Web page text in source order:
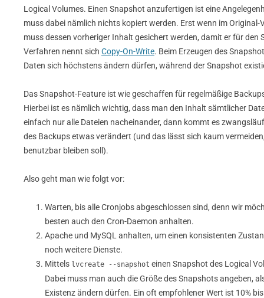
Logical Volumes. Einen Snapshot anzufertigen ist eine
muss dabei nämlich nichts kopiert werden. Erst wenn im
muss dessen vorheriger Inhalt gesichert werden, damit er für den
Verfahren nennt sich Copy-On-Write. Beim Erzeugen des
Daten sich höchstens ändern dürfen, während der Snapshot
Das Snapshot-Feature ist wie geschaffen für regelmäßige
Hierbei ist es nämlich wichtig, dass man den Inhalt sämtlicher
einfach nur alle Dateien nacheinander, dann kommt es
des Backups etwas verändert (und das lässt sich kaum
benutzbar bleiben soll).
Also geht man wie folgt vor:
Warten, bis alle Cronjobs abgeschlossen sind, denn wir
besten auch den Cron-Daemon anhalten.
Apache und MySQL anhalten, um einen konsistenten
noch weitere Dienste.
Mittels lvcreate --snapshot einen Snapshot des Logical
Dabei muss man auch die Größe des Snapshots angeben,
Existenz ändern dürfen. Ein oft empfohlener Wert ist 10%